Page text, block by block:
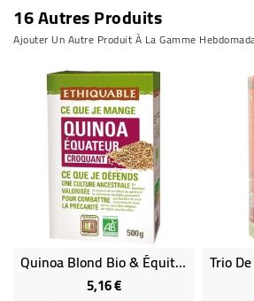
16 Autres Produits
Ajouter Un Autre Produit À La Gamme
Quinoa Blond Bio & Équitable Croquant
5,16 €Prix